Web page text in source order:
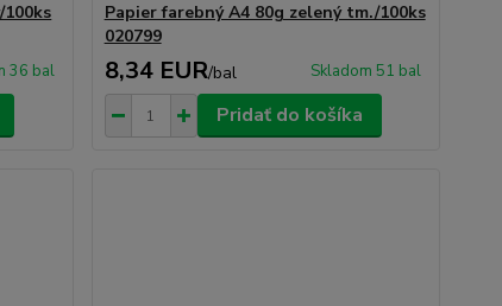
36 bal
Papier farebný A4 80g zelený tm./100ks
020799
8,34 EUR/bal Skladom 51 bal
Pridať do košíka